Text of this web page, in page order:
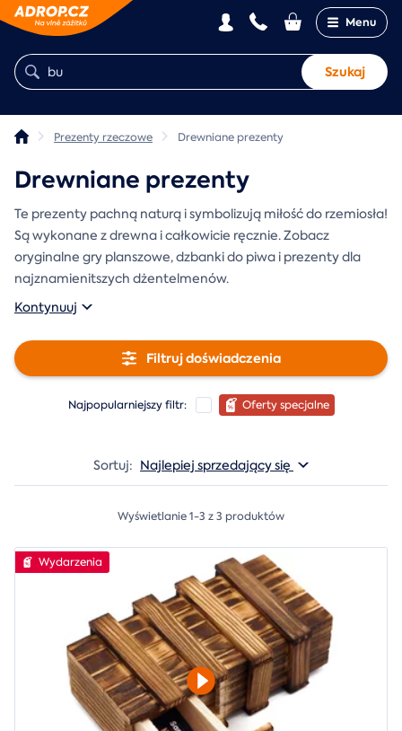
Menu
Szukaj
Prezenty rzeczowe Drewniane prezenty
Drewniane prezenty
Te prezenty pachną naturą i symbolizują miłość do rzemiosła!
Są wykonane z drewna i całkowicie ręcznie. Zobacz
oryginalne gry planszowe, dzbanki do piwa i prezenty dla
najznamienitszych dżentelmenów.
Kontynuuj
Filtruj doświadczenia
Najpopularniejszy filtr: Oferty specjalne
Sortuj: Najlepiej sprzedający się
Wyświetlanie 1-3 z 3 produktów
Wydarzenia